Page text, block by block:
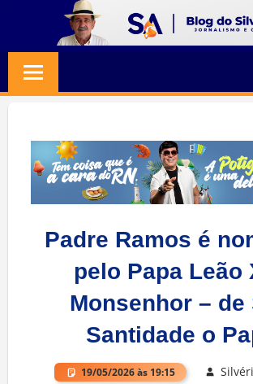
content
ALVES
Jornalismo
Credibilidade
Padre Ramos é
pelo Papa Leão
Monsenhor – de
Santidade o
19/05/2026 às 19:15